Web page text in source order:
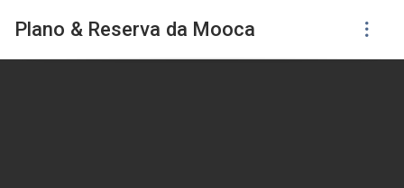
Plano & Reserva da Mooca